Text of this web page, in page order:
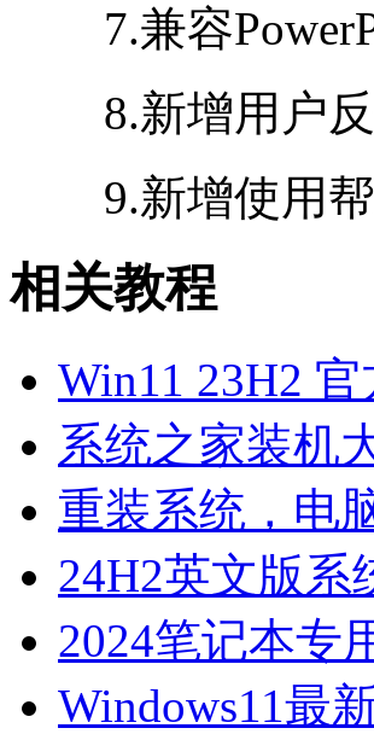
7.兼容
8.新增用户反
9.新增使用帮
相关教程
Win11 23H2
系统之家装机
重装系统，电
24H2英文版系
2024笔记本专
Windows11最